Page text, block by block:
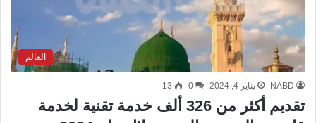
العالم
NABD يناير 4, 2024 0
13
تقديم أكثر من 326 ألف خدمة تقنية لخدمة